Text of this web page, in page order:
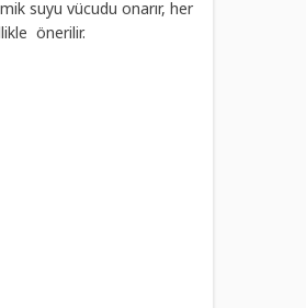
suyu vücudu onarır, her
önerilir.